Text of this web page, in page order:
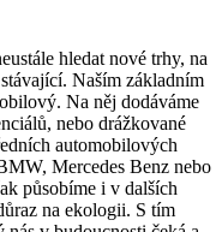
hledat nové trhy, na
Naším základním
Na něj dodáváme
nebo drážkované
automobilových
Mercedes Benz nebo
působíme i v dalších
na ekologii. S tím